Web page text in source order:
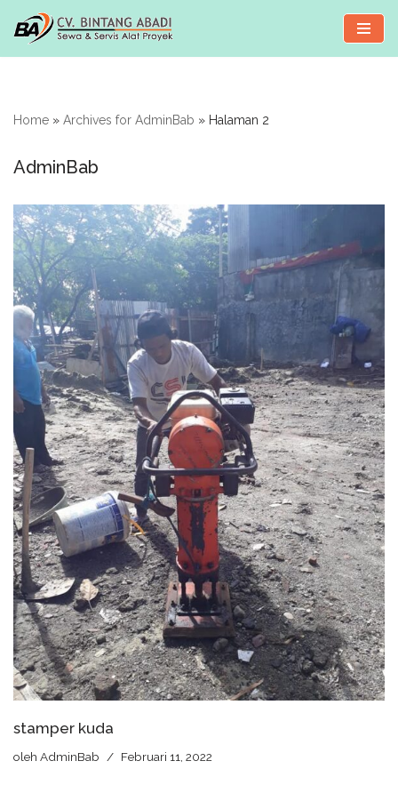
Lompat
Home » Archives for AdminBab » Halaman 2
AdminBab
stamper kuda
oleh AdminBab Februari 11, 2022